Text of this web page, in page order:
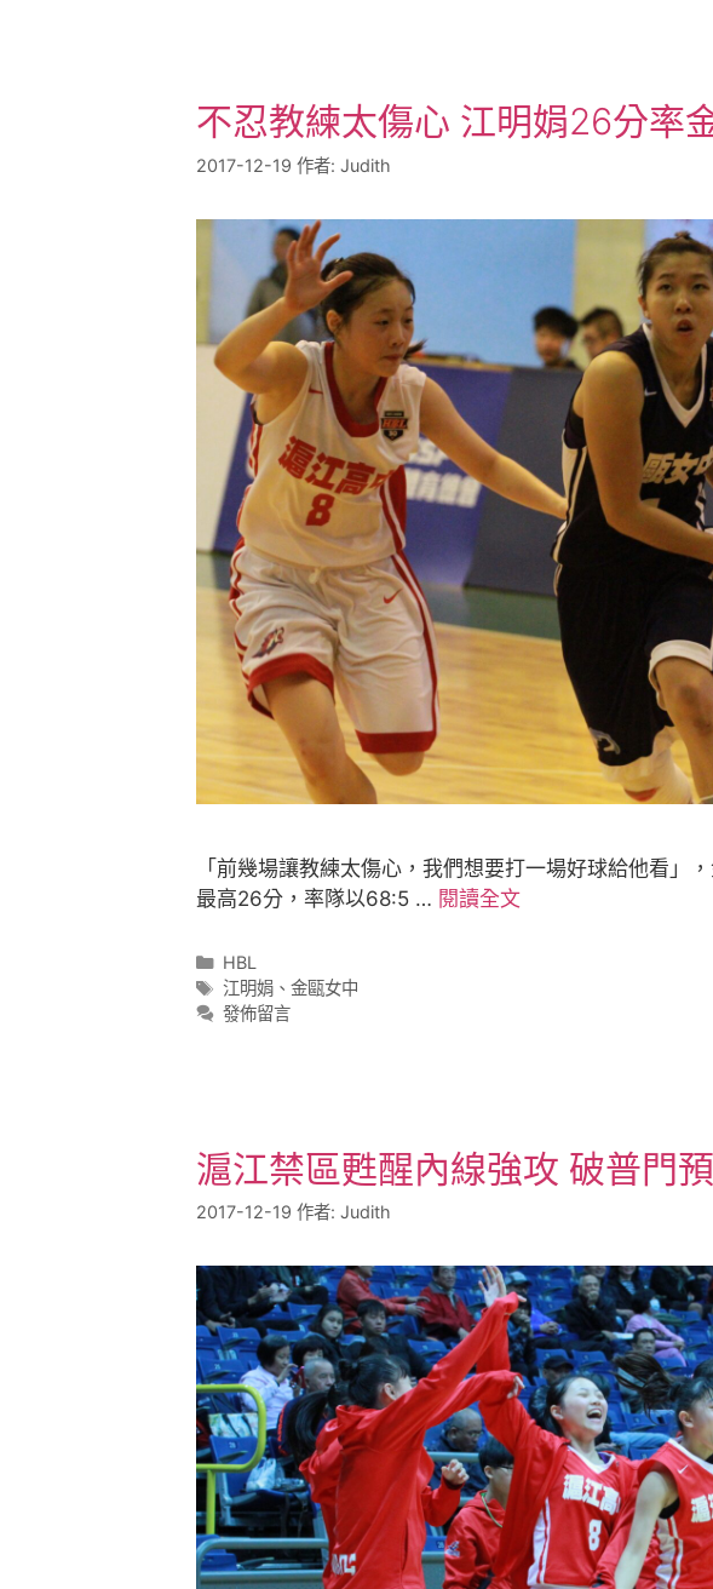
不忍教練太傷心 江明娟26分率
2017-12-19 作者: Judith
「前幾場讓教練太傷心，我們想要打一場好球給他看」
最高26分，率隊以68:5 … 閱讀全文
HBL
江明娟、 金甌女中
發佈留言
滬江禁區甦醒內線強攻 破普門
2017-12-19 作者: Judith